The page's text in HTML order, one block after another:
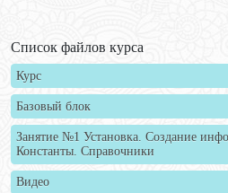
Список файлов курса
Курс
Базовый блок
Занятие №1 Установка. Создание
Константы. Справочники
Видео